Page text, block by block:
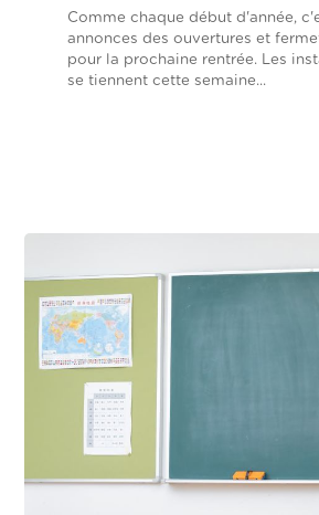
Comme chaque début d'année,
annonces des ouvertures et
pour la prochaine rentrée. Les
se tiennent cette semaine...